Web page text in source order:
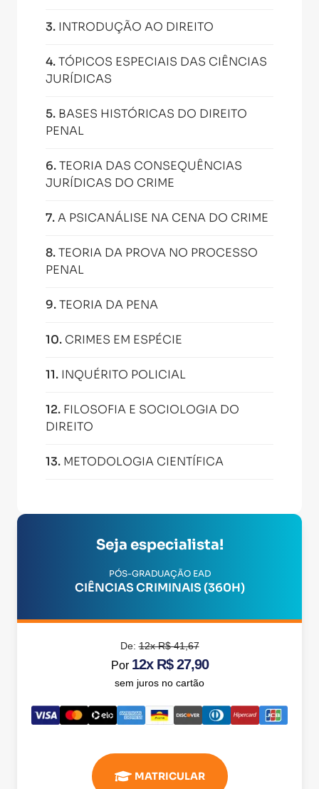
3. INTRODUÇÃO AO DIREITO
4.TÓPICOS ESPECIAIS DAS CIÊNCIAS
JURÍDICAS
5. BASES HISTÓRICAS DO DIREITO
PENAL
6.TEORIA DAS CONSEQUÊNCIAS
JURÍDICAS DO CRIME
7.A PSICANÁLISE NA CENA DO CRIME
8.TEORIA DA PROVA NO PROCESSO
PENAL
9.TEORIA DA PENA
10. CRIMES EM ESPÉCIE
11. INQUÉRITO POLICIAL
12. FILOSOFIA E SOCIOLOGIA DO
DIREITO
13. METODOLOGIA CIENTÍFICA
Seja especialista!
PÓS-GRADUAÇÃO EAD
CIÊNCIAS CRIMINAIS (360H)
De:12x R$ 41,67
Por 12x R$ 27,90
sem juros no cartão
MATRICULAR